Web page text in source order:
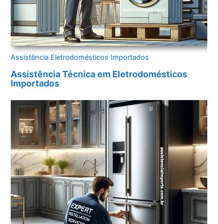
Assistência Eletrodomésticos Importados
Assistência Técnica em Eletrodomésticos
Importados